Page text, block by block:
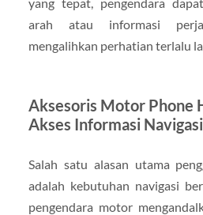
arah atau informasi
mengalihkan perhatian terlalu
Aksesoris Motor Phone
Akses Informasi Navigasi
Salah satu alasan utama
adalah kebutuhan navigasi
pengendara motor